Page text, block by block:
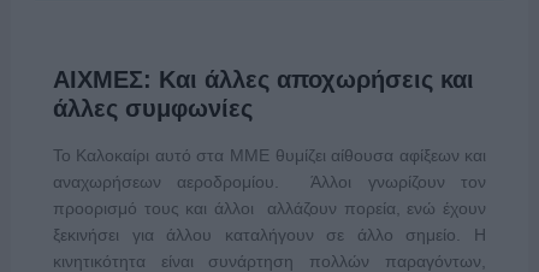
ΑΙΧΜΕΣ: Και άλλες αποχωρήσεις και
άλλες συμφωνίες
Το Καλοκαίρι αυτό στα ΜΜΕ θυμίζει αίθουσα αφίξεων και
αναχωρήσεων αεροδρομίου. Άλλοι γνωρίζουν τον
προορισμό τους και άλλοι αλλάζουν πορεία, ενώ έχουν
ξεκινήσει για άλλου καταλήγουν σε άλλο σημείο. Η
κινητικότητα είναι συνάρτηση πολλών παραγόντων,